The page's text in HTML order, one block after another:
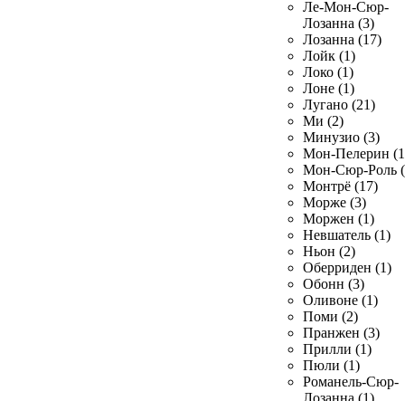
Ле-Мон-Сюр-
Лозанна (3)
Лозанна (17)
Лойк (1)
Локо (1)
Лоне (1)
Лугано (21)
Ми (2)
Минузио (3)
Мон-Пелерин
Мон-Сюр-Роль
Монтрё (17)
Морже (3)
Моржен (1)
Невшатель (1)
Ньон (2)
Оберриден (1)
Обонн (3)
Оливоне (1)
Поми (2)
Пранжен (3)
Прилли (1)
Пюли (1)
Романель-Сюр-
Лозанна (1)